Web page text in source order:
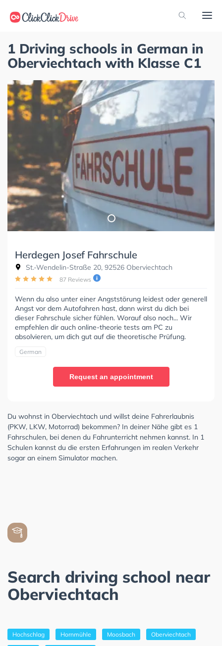
1 Driving schools in German in
Oberviechtach with Klasse C1
Herdegen Josef Fahrschule
St.-Wendelin-Straße 20, 92526 Oberviechtach
87 Reviews
Wenn du also unter einer Angststörung leidest oder generell
Angst vor dem Autofahren hast, dann wirst du dich bei
dieser Fahrschule sicher fühlen. Worauf also noch... Wir
empfehlen dir auch online-theorie tests am PC zu
absolvieren, um dich gut auf die theoretische Prüfung.
German
Request an appointment
Du wohnst in Oberviechtach und willst deine Fahrerlaubnis
(PKW, LKW, Motorrad) bekommen? In deiner Nähe gibt es 1
Fahrschulen, bei denen du Fahrunterricht nehmen kannst. In 1
Schulen kannst du die ersten Erfahrungen im realen Verkehr
sogar an einem Simulator machen.
Search driving school near
Oberviechtach
Hochschlag Hornmühle Moosbach Oberviechtach